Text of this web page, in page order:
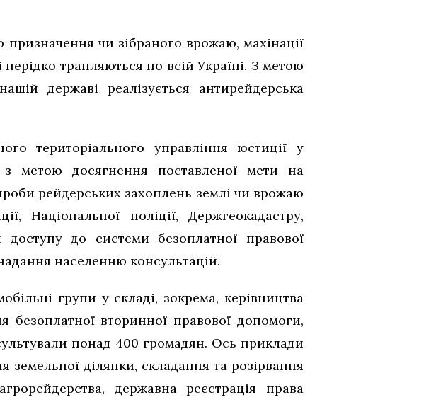
призначення чи зібраного врожаю, махінації
трапляються по всій Україні. З метою
державі реалізується антирейдерська
територіального управління юстиції у
метою досягнення поставленої мети на
рейдерських захоплень землі чи врожаю
Національної поліції, Держгеокадастру,
доступу до системи безоплатної правової
населенню консультацій.
групи у складі, зокрема, керівництва
безоплатної вторинної правової допомоги,
понад 400 громадян. Ось приклади
ділянки, складання та розірвання
державна реєстрація права